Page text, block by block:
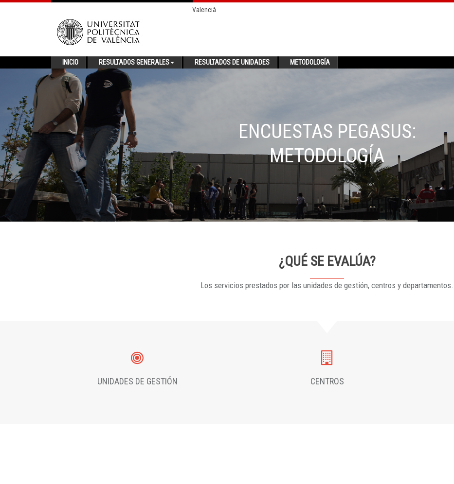
Valencià
INICIO RESULTADOS GENERALES RESULTADOS DE UNIDADES METODOLOGÍA
ENCUESTAS PEGASUS:
METODOLOGÍA
¿QUÉ SE EVALÚA?
Los servicios prestados por las unidades de gestión, centros y departamentos.
UNIDADES DE GESTIÓN CENTROS